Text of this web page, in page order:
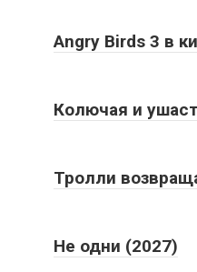
Angry Birds 3 в
Колючая и
Тролли
Не одни (2027)